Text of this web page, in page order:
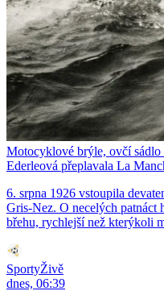
Motocyklové brýle, ovčí sádlo
Ederleová přeplavala La
6. srpna 1926 vstoupila
Gris-Nez. O necelých patnáct
břehu, rychlejší než kterýkoli
SportyŽivě
dnes, 06:39